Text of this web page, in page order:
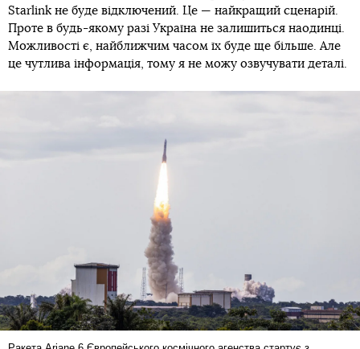
Starlink не буде відключений. Це — найкращий сценарій.
Проте в будь-якому разі Україна не залишиться наодинці.
Можливості є, найближчим часом їх буде ще більше. Але
це чутлива інформація, тому я не можу озвучувати деталі.